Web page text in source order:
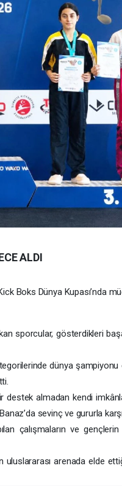
ALDI
Boks Dünya Kupası’nda
sporcular, gösterdikleri
dünya şampiyonu
destek almadan kendi
sevinç ve gururla
çalışmaların ve
arenada elde